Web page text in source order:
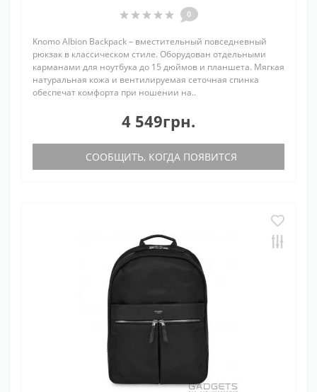
0
Knomo Albion Backpack – вместительный повседневный
рюкзак в классическом стиле. Оборудован отдельными
карманами для ноутбука до 15 дюймов и планшета. Мягкая
натуральная кожа и вентилируемая сеточная спинка
обеспечат комфорта при ношении на..
4 549грн.
СООБЩИТЬ, КОГДА ПОЯВИТСЯ